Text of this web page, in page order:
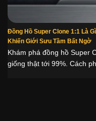
Đồng Hồ Super Clone 1:1 Là
Khiến Giới Sưu Tầm Bất Ngờ
Khám phá đồng hồ Super
giống thật tới 99%. Cách